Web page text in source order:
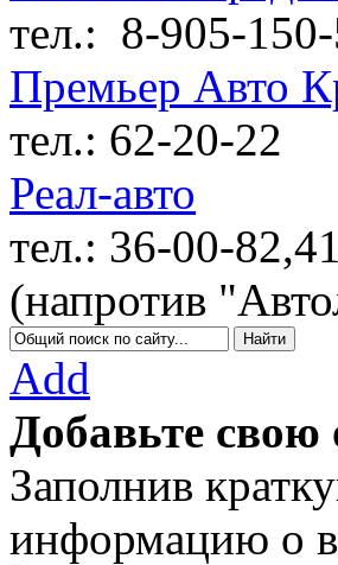
тел.: 8-905-
Премьер Авто
тел.: 62-20-22
Реал-авто
тел.: 36-00-
(напротив
Add
Добавьте
Заполнив
информацию о